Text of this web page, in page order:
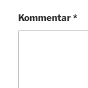
Kommentar*